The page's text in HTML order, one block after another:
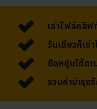
เช่าโฟล์คลิฟ
วันเดียวก็เช่
ยืดหยุ่นได้ตา
รวมค่าบำรุง